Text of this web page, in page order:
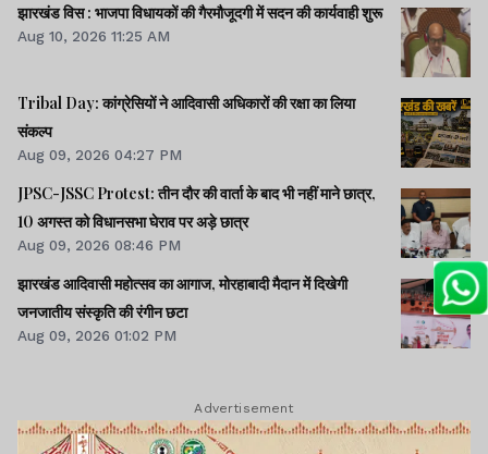
झारखंड विस : भाजपा विधायकों की गैरमौजूदगी में सदन की कार्यवाही शुरू
Aug 10, 2026 11:25 AM
Tribal Day: कांग्रेसियों ने आदिवासी अधिकारों की रक्षा का लिया
संकल्प
Aug 09, 2026 04:27 PM
JPSC-JSSC Protest: तीन दौर की वार्ता के बाद भी नहीं माने छात्र,
10 अगस्त को विधानसभा घेराव पर अड़े छात्र
Aug 09, 2026 08:46 PM
झारखंड आदिवासी महोत्सव का आगाज, मोरहाबादी मैदान में दिखेगी
जनजातीय संस्कृति की रंगीन छटा
Aug 09, 2026 01:02 PM
Advertisement